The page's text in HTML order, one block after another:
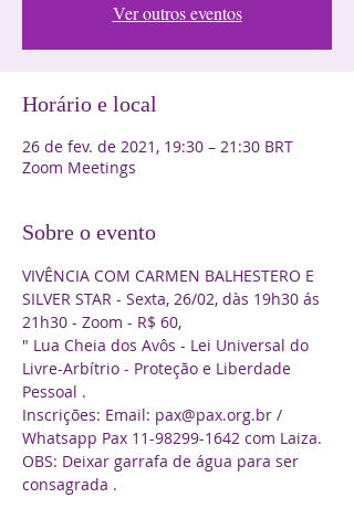
Ver outros eventos
Horário e local
26 de fev. de 2021, 19:30 – 21:30 BRT
Zoom Meetings
Sobre o evento
VIVÊNCIA COM CARMEN BALHESTERO E
SILVER STAR - Sexta, 26/02, dàs 19h30 ás
21h30 - Zoom - R$ 60,
" Lua Cheia dos Avôs - Lei Universal do
Livre-Arbítrio - Proteção e Liberdade
Pessoal .
Inscrições: Email: pax@pax.org.br /
Whatsapp Pax 11-98299-1642 com Laiza.
OBS: Deixar garrafa de água para ser